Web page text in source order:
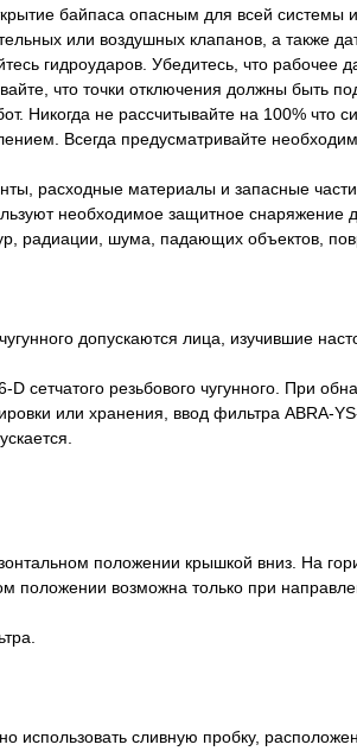
байпаса опасным для всей системы
или воздушных клапанов, а также
гидроударов. Убедитесь, что рабочее
что точки отключения должны быть
Никогда не рассчитывайте на 100% что
Всегда предусматривайте
расходные материалы и запасные
необходимое защитное снаряжение
радиации, шума, падающих объектов,
допускаются лица, изучившие
сетчатого резьбового чугунного. При
или хранения, ввод фильтра ABRA-
положении крышкой вниз. На
положении возможна только при
использовать сливную пробку,